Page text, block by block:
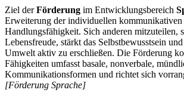
Ziel derFörderung im Entwicklungsbereich
Erweiterung der individuellen kommunikativen
Handlungsfähigkeit. Sich anderen mitzuteilen,
Lebensfreude, stärkt das Selbstbewusstsein
Umwelt aktiv zu erschließen. Die Förderung
Fähigkeiten umfasst basale, nonverbale,
Kommunikationsformen und richtet sich
[Förderung Sprache]